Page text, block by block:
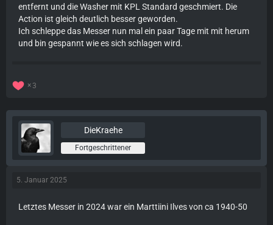
entfernt und die Washer mit KPL Standard geschmiert. Die
Action ist gleich deutlich besser geworden.
Ich schleppe das Messer nun mal ein paar Tage mit mit herum
und bin gespannt wie es sich schlagen wird.
3
DieKraehe
Fortgeschrittener
5. Januar 2025
Letztes Messer in 2024 war ein Marttiini Ilves von ca 1940-50